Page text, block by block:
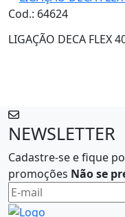
Cod.: 64624
LIGAÇÃO DECA FLEX
NEWSLETTER
Cadastre-se e fique
promoções Não se